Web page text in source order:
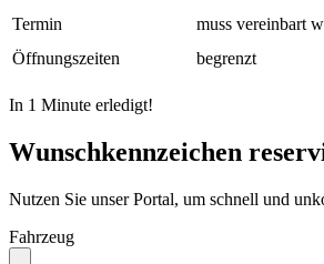
Termin
muss vereinbart
Öffnungszeiten
begrenzt
In 1 Minute erledigt!
Wunschkennzeichen
Nutzen Sie unser Portal, um schnell und
Fahrzeug